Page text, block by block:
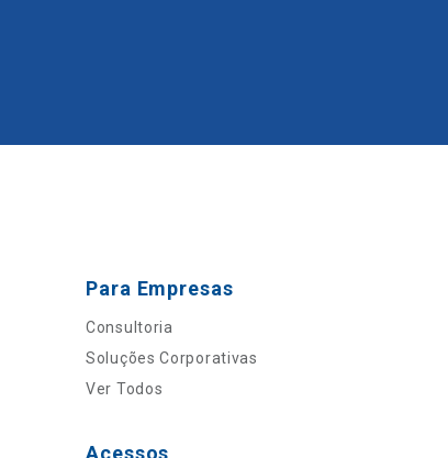
Para Empresas
Consultoria
Soluções Corporativas
Ver Todos
Acessos